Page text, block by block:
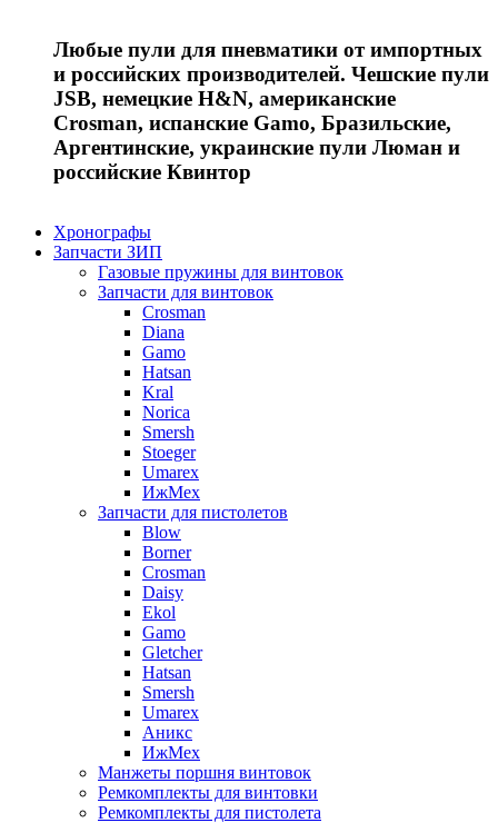
Любые пули для пневматики от импортных
и российских производителей. Чешские пули
JSB, немецкие H&N, американские
Crosman, испанские Gamo, Бразильские,
Аргентинские, украинские пули Люман и
российские Квинтор
Хронографы
Запчасти ЗИП
Газовые пружины для винтовок
Запчасти для винтовок
Crosman
Diana
Gamo
Hatsan
Kral
Norica
Smersh
Stoeger
Umarex
ИжМех
Запчасти для пистолетов
Blow
Borner
Crosman
Daisy
Ekol
Gamo
Gletcher
Hatsan
Smersh
Umarex
Аникс
ИжМех
Манжеты поршня винтовок
Ремкомплекты для винтовки
Ремкомплекты для пистолета